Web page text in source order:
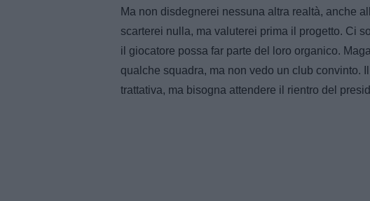
Ma non disdegnerei nessuna altra realtà, anche
scarterei nulla, ma valuterei prima il progetto. Ci
il giocatore possa far parte del loro organico.
qualche squadra, ma non vedo un club convinto.
trattativa, ma bisogna attendere il rientro del